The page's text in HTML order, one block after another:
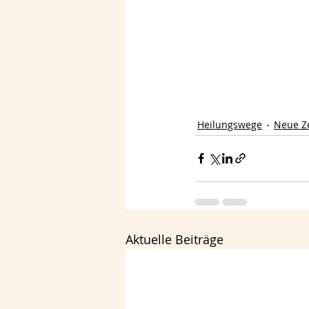
Heilungswege Neue
Aktuelle Beiträge